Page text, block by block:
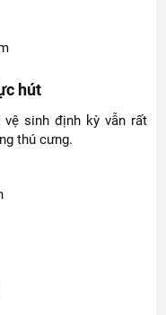
hút
sinh định kỳ vẫn rất
thú cưng.